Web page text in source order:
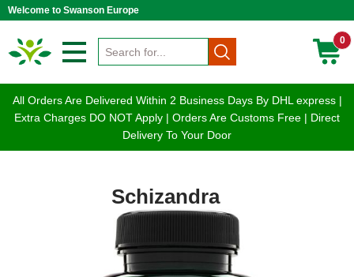
Welcome to Swanson Europe
0
All Orders Are Delivered Within 2 Business Days By DHL express |
Extra Charges DO NOT Apply | Orders Are Customs Free | Direct
Delivery To Your Door
Schizandra